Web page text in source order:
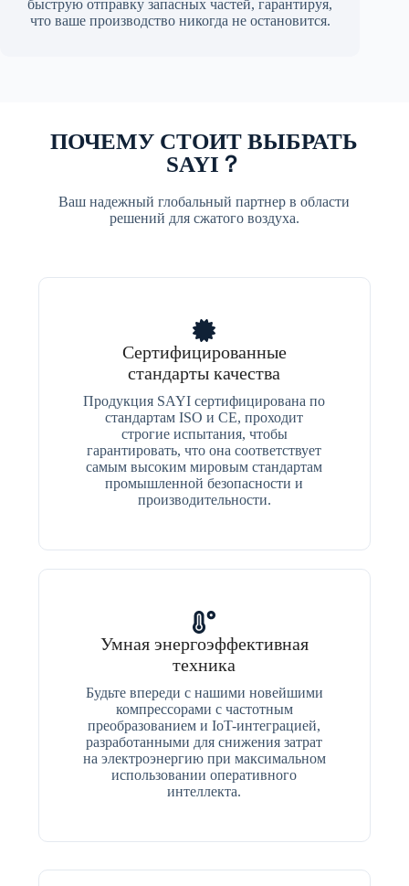
быструю отправку запасных частей, гарантируя,
что ваше производство никогда не остановится.
ПОЧЕМУ СТОИТ ВЫБРАТЬ
SAYI？
Ваш надежный глобальный партнер в области
решений для сжатого воздуха.
Сертифицированные
стандарты качества
Продукция SAYI сертифицирована по
стандартам ISO и CE, проходит
строгие испытания, чтобы
гарантировать, что она соответствует
самым высоким мировым стандартам
промышленной безопасности и
производительности.
Умная энергоэффективная
техника
Будьте впереди с нашими новейшими
компрессорами с частотным
преобразованием и IoT-интеграцией,
разработанными для снижения затрат
на электроэнергию при максимальном
использовании оперативного
интеллекта.